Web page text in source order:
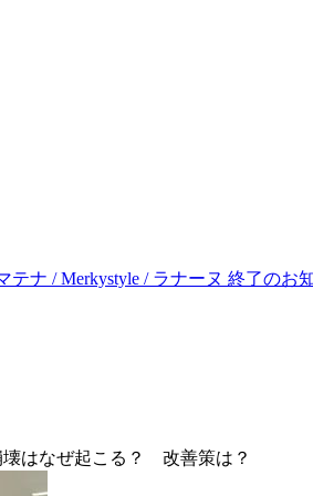
テナ / Merkystyle / ラナーヌ 終了のお
はなぜ起こる？ 改善策は？